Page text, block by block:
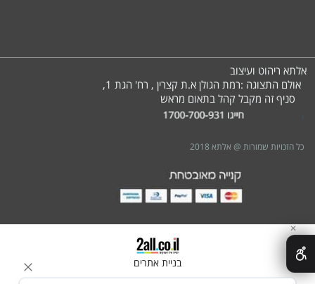
אלתא ריהוט ועיצוב
אולם התצוגה :רמת הגולן א.ת קצרין , רח' הגת 1,
סניף זה מקבל קהל בתאום מראש
כל הזכויות שמורות @ אלתא 2018
בניית אתרים
✕